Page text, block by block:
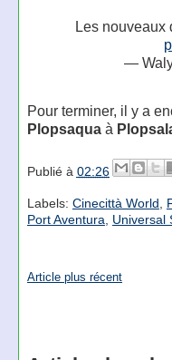
Les nouveaux
—
Pour terminer, il y a
Plopsaqua à
Publié à 02:26
Labels: Cinecittà World
Port Aventura
Universal
Article plus récent